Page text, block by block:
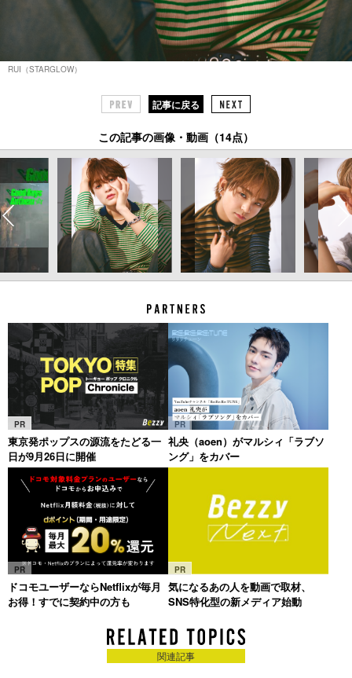
RUI（STARGLOW）
記事に戻る
この記事の画像・動画（14点）
PR
東京発ポップスの源流をたどる一
日が9月26日に開催
PR
礼央（aoen）がマルシィ「ラブソ
ング」をカバー
PR
ドコモユーザーならNetflixが毎月
お得！すでに契約中の方も
PR
気になるあの人を動画で取材、
SNS特化型の新メディア始動
関連記事